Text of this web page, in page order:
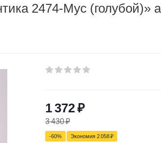
2474-Мус (голубой)»
1 372₽
3 430₽
-60% Экономия 2 058₽